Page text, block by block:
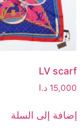
LV scarf
15,000 د.ا
إضافة إلى السلة